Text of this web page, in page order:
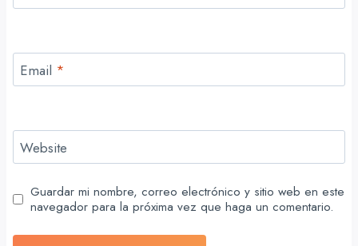
Email *
Website
Guardar mi nombre, correo electrónico y sitio web en este
navegador para la próxima vez que haga un comentario.